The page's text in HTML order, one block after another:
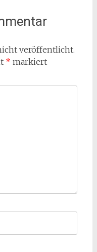
veröffentlicht.
* markiert